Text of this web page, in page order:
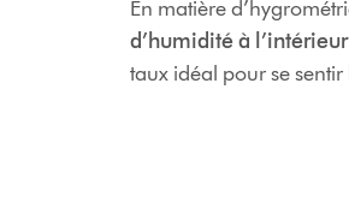
En matière
d’humidité à
taux idéal pour se sentir